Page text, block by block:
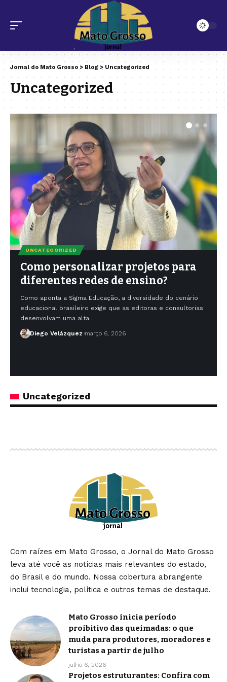
Jornal do Mato Grosso > Blog > Uncategorized
Uncategorized
UNCATEGORIZED
Como personalizar projetos para
diferentes redes de ensino?
Como aponta a Sigma Educação, a diversidade do cenário
educacional brasileiro exige que as editoras e consultorias
desenvolvam uma alta…
Diego Velázquez março 6, 2026
Uncategorized
Com raízes em Mato Grosso, o Jornal do Mato Grosso
leva até você as notícias mais relevantes do estado,
do Brasil e do mundo. Nossa cobertura abrangente
inclui tecnologia, política e outros temas de destaque.
Mato Grosso inicia período
proibitivo das queimadas: o que
muda para produtores, moradores e
turistas a partir de julho
julho 6, 2026
Projetos estruturantes: Confira com